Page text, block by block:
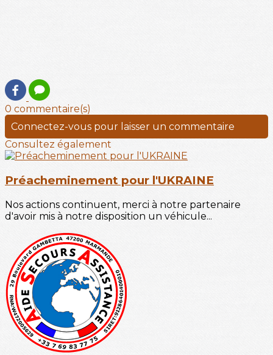
0 commentaire(s)
Connectez-vous pour laisser un commentaire
Consultez également
Préacheminement pour l'UKRAINE
Nos actions continuent, merci à notre partenaire
d'avoir mis à notre disposition un véhicule...